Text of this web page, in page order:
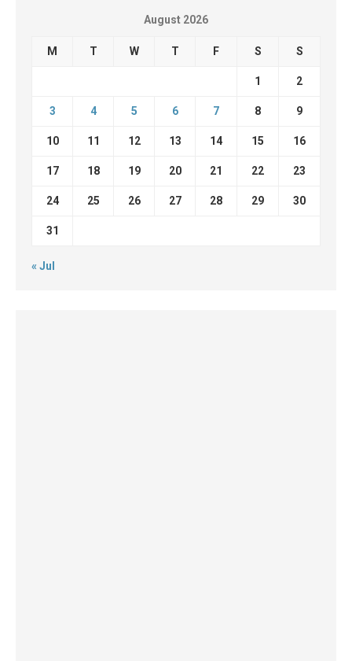
August 2026
M T W T F S S
1 2
3 4 5 6 7 8 9
10 11 12 13 14 15 16
17 18 19 20 21 22 23
24 25 26 27 28 29 30
31
« Jul